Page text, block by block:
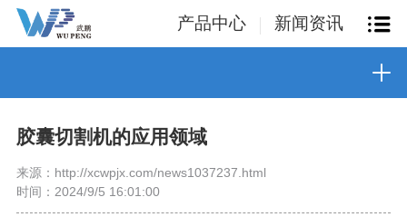
产品中心 新闻资讯
胶囊切割机的应用领域
来源：http://xcwpjx.com/news1037237.html
时间：2024/9/5 16:01:00